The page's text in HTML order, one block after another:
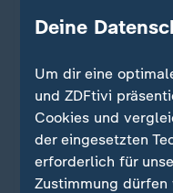
informieren. Um
den
Zustimmung
News“ jederzeit
Deine
Um dir eine
und ZDFtivi
Cookies und
der eingesetzten
erforderlich für
Zustimmung